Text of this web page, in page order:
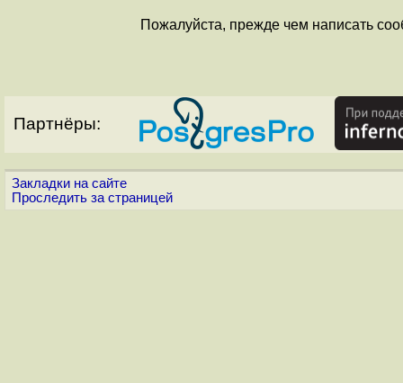
Пожалуйста, прежде чем написать
Партнёры:
Закладки на сайте
Проследить за страницей